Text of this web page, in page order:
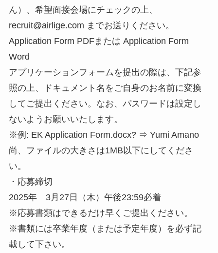
ん）、希望面接会場にチェックの上、
recruit@airlige.com までお送りください。
Application Form PDFまたは Application Form
Word
アプリケーションフォームを提出の際は、下記参
照の上、ドキュメント名をご自身のお名前に変換
してご提出ください。なお、パスワードは設定し
ないようお願いいたします。
※例: EK Application Form.docx? ⇒ Yumi Amano
尚、ファイルの大きさは1MB以下にしてくださ
い。
・応募締切
2025年 3月27日（木）午後23:59必着
※応募書類はできるだけ早くご提出ください。
※書類には卒業年度（または予定年度）を必ず記
載して下さい。